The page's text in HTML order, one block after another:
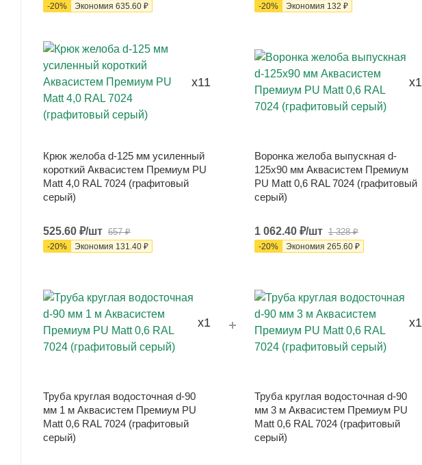
-20% Экономия 635.60 ₽ -20% Экономия 132 ₽
x11
Крюк желоба d-125 мм усиленный
короткий Аквасистем Премиум PU
Matt 4,0 RAL 7024 (графитовый
серый)
525.60 ₽/шт 657₽
-20% Экономия 131.40 ₽
x1
Воронка желоба выпускная d-
125x90 мм Аквасистем Премиум
PU Matt 0,6 RAL 7024 (графитовый
серый)
1 062.40₽/шт 1 328₽
-20% Экономия 265.60₽
x1
Труба круглая водосточная d-90
мм 1 м Аквасистем Премиум PU
Matt 0,6 RAL 7024 (графитовый
серый)
x1
Труба круглая водосточная d-90
мм 3 м Аквасистем Премиум PU
Matt 0,6 RAL 7024 (графитовый
серый)